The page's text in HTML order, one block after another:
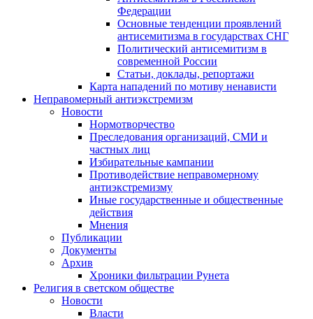
Федерации
Основные тенденции проявлений
антисемитизма в государствах СНГ
Политический антисемитизм в
современной России
Статьи, доклады, репортажи
Карта нападений по мотиву ненависти
Неправомерный антиэкстремизм
Новости
Нормотворчество
Преследования организаций, СМИ и
частных лиц
Избирательные кампании
Противодействие неправомерному
антиэкстремизму
Иные государственные и общественные
действия
Мнения
Публикации
Документы
Архив
Хроники фильтрации Рунета
Религия в светском обществе
Новости
Власти